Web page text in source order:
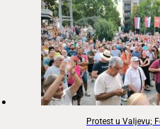
Protest u Valjevu;